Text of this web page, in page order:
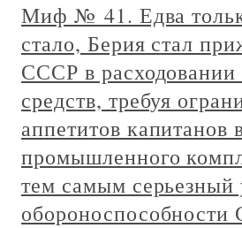
Миф № 41. Едва
стало, Берия стал
СССР в
средств, требуя
аппетитов капитанов
промышленного
тем самым